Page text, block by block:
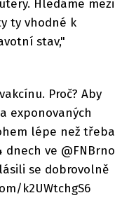
Hledáme mezi
ty vhodné k
stav,"
Proč? Aby
exponovaných
lépe než třeba
ve @FNBrno
se dobrovolně
k2UWtchgS6